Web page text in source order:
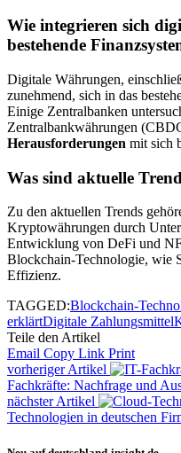
Wie integrieren sich
bestehende
Digitale Währungen,
zunehmend, sich in das
Einige Zentralbanken
Zentralbankwährungen
Herausforderungen mit sich
Was sind aktuelle
Zu den aktuellen Trends
Kryptowährungen durch
Entwicklung von DeFi und
Blockchain-Technologie, wie
Effizienz.
TAGGED:Blockchain-
erklärtDigitale Zahlungsmittel
Teile den Artikel
Email Copy Link Print
vorheriger Artikel
Fachkräfte: Nachfrage und
nächster Artikel
Technologien in deutschen